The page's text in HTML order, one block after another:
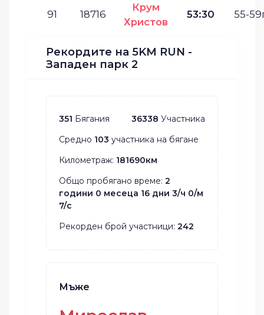
91 18716
Крум
Христов
53:30 55-
Рекордите на 5KM RUN -
Западен парк 2
351 Бягания 36338 Участника
Средно 103 участника на бягане
Километраж: 181690км
Общо пробягано време: 2
години 0 месеца 16 дни 3/ч 0/м
7/с
Рекорден брой участници: 242
Мъже